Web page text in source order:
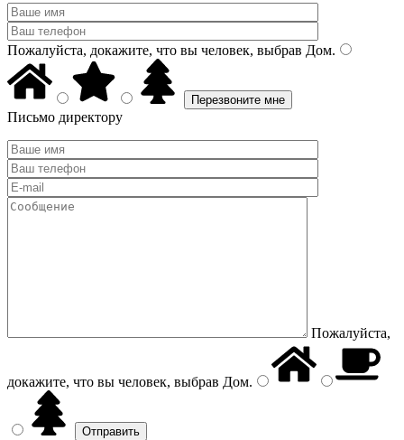
Пожалуйста, докажите, что вы человек, выбрав Дом.
Письмо директору
Пожалуйста,
докажите, что вы человек, выбрав Дом.